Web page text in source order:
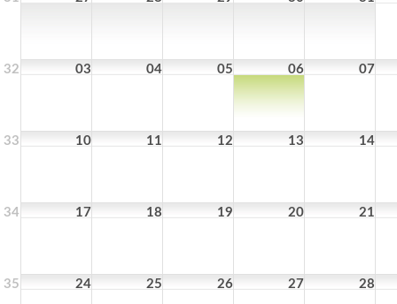
32 03 04 05 06 07
33 10 11 12 13 14
34 17 18 19 20 21
35 24 25 26 27 28